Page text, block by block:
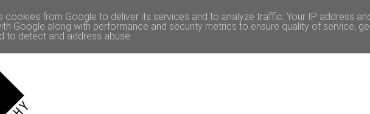
cookies from Google to deliver its services and to analyze traffic. Your IP address
Google along with performance and security metrics to ensure quality of service,
to detect and address abuse.